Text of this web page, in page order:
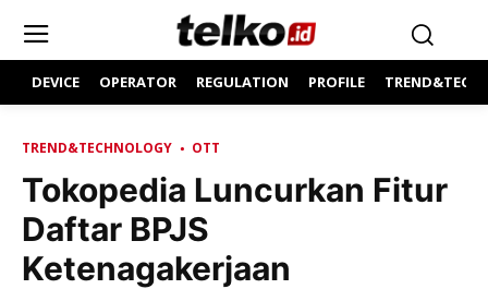
DEVICE OPERATOR REGULATION PROFILE
TREND&TECHNOLOGY OTT
Tokopedia Luncurkan Fitur
Daftar BPJS
Ketenagakerjaan